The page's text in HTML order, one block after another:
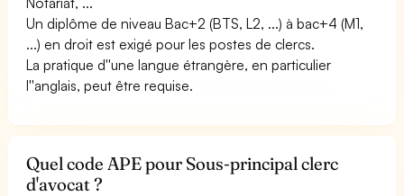
Un diplôme de niveau Bac+2 (BTS, L2, ...) à bac+4 (M1,
...) en droit est exigé pour les postes de clercs.
La pratique d''une langue étrangère, en particulier
l''anglais, peut être requise.
Quel code APE pour Sous-principal clerc
d'avocat ?